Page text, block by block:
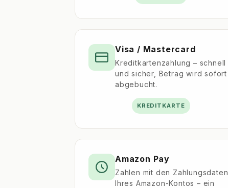
Visa / Mastercard
Kreditkartenzahlung – schnell
und sicher, Betrag wird sofort
abgebucht.
KREDITKARTE
Amazon Pay
Zahlen mit den Zahlungsdaten
Ihres Amazon-Kontos – ein